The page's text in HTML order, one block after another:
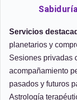
Servicios
planetarios y
Sesiones privadas
acompañamiento
pasados y futuros
Astrología